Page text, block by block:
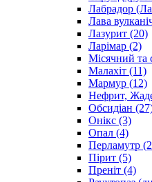
Лабрадор
Лава
Лазурит (20)
Ларімар (2)
Місячний та
Малахіт (11)
Мармур (12)
Нефрит,
Обсидіан
Онікс (3)
Опал (4)
Перламутр
Пірит (5)
Преніт (4)